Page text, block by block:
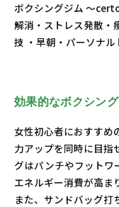
ボクシングジム ～
解消・ストレス発散・
技 ・早朝・パーソナル
効果的なボクシン
女性初心者におすすめ
力アップを同時に目指
グはパンチやフットワ
エネルギー消費が高ま
また、サンドバッグ打